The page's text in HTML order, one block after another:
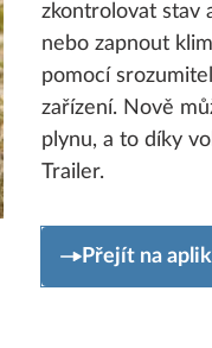
zkontrolovat stav
nebo zapnout
pomocí
zařízení. Nově
plynu, a to díky
Trailer.
Přejít na